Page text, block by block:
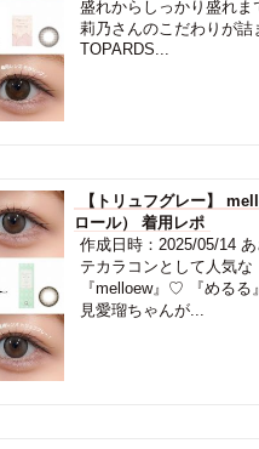
盛れからしっかり盛れま
莉乃さんのこだわりが詰
TOPARDS...
【トリュフグレー】
ロール） 着用レポ
作成日時：2025/05/14
テカラコンとして人気な
『melloew』♡ 『めるる
見愛瑠ちゃんが...